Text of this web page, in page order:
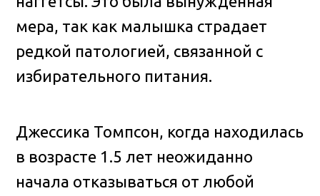
мера, так как малышка страдает
редкой патологией, связанной с
избирательного питания.
Джессика Томпсон, когда находилась
в возрасте 1.5 лет неожиданно
начала отказываться от любой